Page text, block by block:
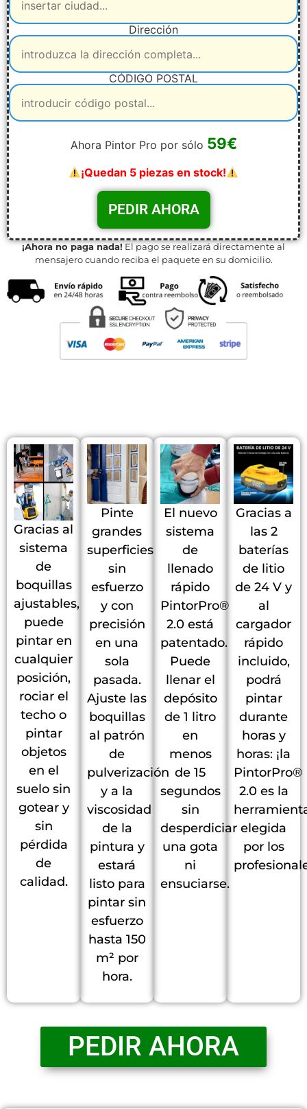
Dirección
CÓDIGO POSTAL
Ahora Pintor Pro por sólo 59€
¡Quedan 5 piezas en stock!
¡Ahora no paga nada!El pago se realizará directamente al
mensajero cuando reciba el paquete en su domicilio.
Gracias al
sistema
de
boquillas
ajustables,
puede
pintar en
cualquier
posición,
rociar el
techo o
pintar
objetos
en el
suelo sin
gotear y
sin
pérdida
de
calidad.
Pinte
grandes
superficies
sin
esfuerzo
y con
precisión
en una
sola
pasada.
Ajuste las
boquillas
al patrón
de
pulverización
y a la
viscosidad
de la
pintura y
estará
listo para
pintar sin
esfuerzo
hasta 150
m² por
hora.
El nuevo
sistema
de
llenado
rápido
PintorPro®
2.0 está
patentado.
Puede
llenar el
depósito
de 1 litro
en
menos
de 15
segundos
sin
desperdiciar
una gota
ni
ensuciarse.
Gracias a
las 2
baterías
de litio
de 24 V y
al
cargador
rápido
incluido,
podrá
pintar
durante
horas y
horas: ¡la
PintorPro®
2.0 es la
elegida
por los
PEDIR AHORA